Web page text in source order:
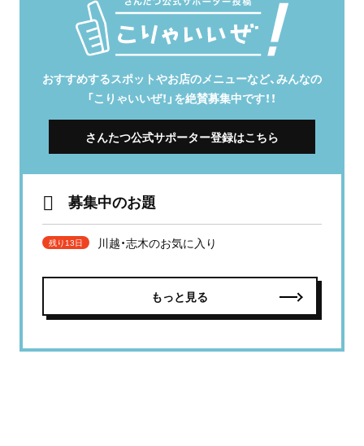
おすすめするスポットやお店のメニューなど、みんなの
「こりゃいいぜ！」を絶賛募集中です！！
さんたつ公式サポーター登録はこちら
募集中のお題
残り13日 川越・志木のお気に入り
もっと見る